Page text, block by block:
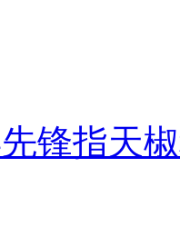
锋指天